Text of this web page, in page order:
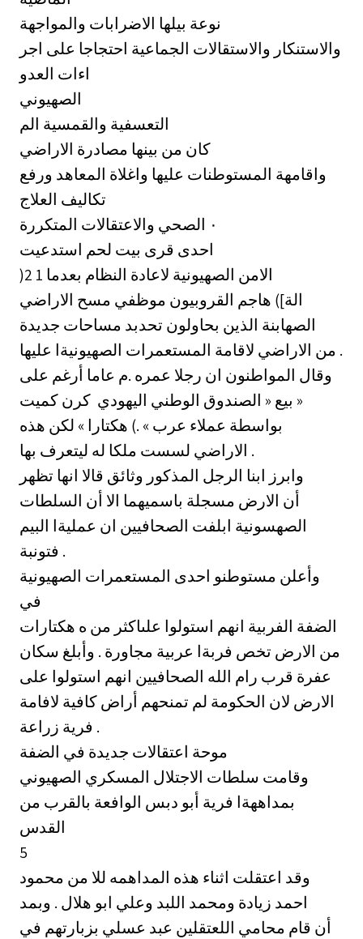
نوعة بيلها الاضرابات والمواجهة
والاستنكار والاستقالات الجماعية احتجاجا على اجر
اءات العدو
الصهيوني
التعسفية والقمسية الم
كان من بينها مصادرة الاراضي
واقامهة المستوطنات عليها واغلاة المعاهد ورفع
تكاليف العلاج
الصحي والاعتقالات المتكررة ‎٠‏
احدى قرى بيت لحم استدعيت
)2 1 الامن الصهيونية لاعادة النظام بعدما
الة]) هاجم القروبيون موظفي مسح الاراضي
الصهابنة الذين بحاولون تحدبد مساحات جديدة
من الاراضي لاقامة المستعمرات الصهيونيةا عليها .
وقال المواطنون ان رجلا عمره .م عاما أرغم على
بيع « الصندوق الوطني اليهودي ‏ كرن كميت »
بواسطة عملاء عرب » .) هكتارا » لكن هذه
الاراضي لسست ملكا له ليتعرف بها .
وابرز ابنا الرجل المذكور وثائق قالا انها تظهر
أن الارض مسجلة باسميهما الا أن السلطات
الصهسونية ابلفت الصحافيين ان عمليةا البيم
فتونبة .
وأعلن مستوطنو احدى المستعمرات الصهيونية
في
الضفة الفربية انهم استولوا علىاكثر من ه هكتارات
من الارض تخص فربةا عربية مجاورة . وأبلغ سكان
عفرة قرب رام الله الصحافيين انهم استولوا على
الارض لان الحكومة لم تمنحهم أراض كافية لافامة
فرية زراعة .
موحة اعتقالات جديدة في الضفة
وقامت سلطات الاجتلال المسكري الصهيوني
بمداههةا فرية أبو دبس الوافعة بالقرب من
القدس
5
وقد اعتقلت اثناء هذه المداهمه للا من محمود
احمد زيادة ومحمد اللبد وعلي ابو هلال . وبمد
أن قام محامي اللعتقلين عبد عسلي بزبارتهم في